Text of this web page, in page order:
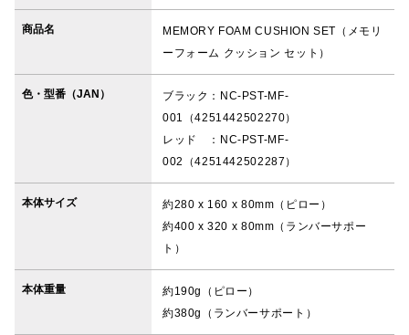
商品名
MEMORY FOAM CUSHION SET（メモリ
ーフォーム クッション セット）
色・型番（JAN）
ブラック：NC-PST-MF-
001（4251442502270）
レッド ：NC-PST-MF-
002（4251442502287）
本体サイズ
約280 x 160 x 80mm（ピロー）
約400 x 320 x 80mm（ランバーサポー
ト）
本体重量
約190g（ピロー）
約380g（ランバーサポート）